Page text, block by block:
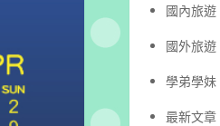
國內旅遊
國外旅遊
學弟學妹
最新文章